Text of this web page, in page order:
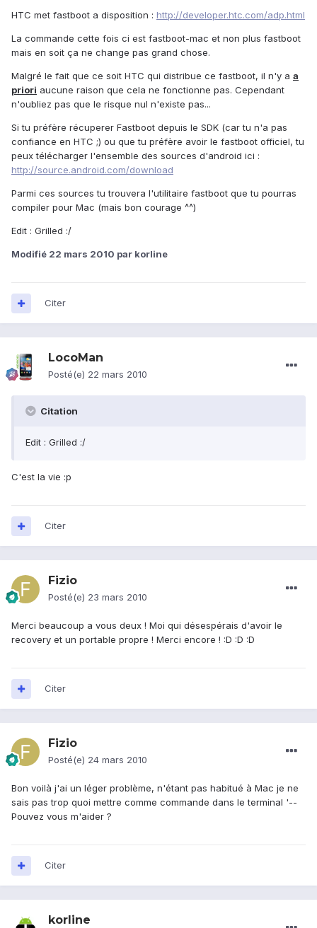
HTC met fastboot a disposition : http://developer.htc.com/adp.html
La commande cette fois ci est fastboot-mac et non plus fastboot
mais en soit ça ne change pas grand chose.
Malgré le fait que ce soit HTC qui distribue ce fastboot, il n'y a a
priori aucune raison que cela ne fonctionne pas. Cependant
n'oubliez pas que le risque nul n'existe pas...
Si tu préfère récuperer Fastboot depuis le SDK (car tu n'a pas
confiance en HTC ;) ou que tu préfère avoir le fastboot officiel, tu
peux télécharger l'ensemble des sources d'android ici :
http://source.android.com/download
Parmi ces sources tu trouvera l'utilitaire fastboot que tu pourras
compiler pour Mac (mais bon courage ^^)
Edit : Grilled :/
Modifié 22 mars 2010 par korline
Citer
LocoMan
Posté(e) 22 mars 2010
Citation
Edit : Grilled :/
C'est la vie :p
Citer
Fizio
Posté(e) 23 mars 2010
Merci beaucoup a vous deux ! Moi qui désespérais d'avoir le
recovery et un portable propre ! Merci encore ! :D :D :D
Citer
Fizio
Posté(e) 24 mars 2010
Bon voilà j'ai un léger problème, n'étant pas habitué à Mac je ne
sais pas trop quoi mettre comme commande dans le terminal '--
Pouvez vous m'aider ?
Citer
korline